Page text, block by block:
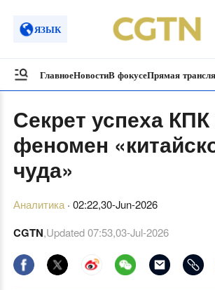
ЯЗЫК
ГлавноеНовостиВ фокусеПрямая
Секрет успеха КПК
феномен
чуда»
Аналитика· 02:22,30-Jun-2026
CGTN,Updated07:53,03-Jul-2026